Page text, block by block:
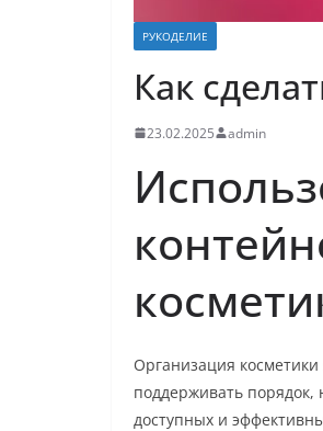
РУКОДЕЛИЕ
Как
23.02.2025 admin
Организация
поддерживать
доступных и